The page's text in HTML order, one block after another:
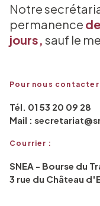
Notre
permanence
jours, sauf le
Pour nous contacter
Tél. 01 53 20 09 28
Mail :
Courrier :
SNEA - Bourse du
3 rue du Château